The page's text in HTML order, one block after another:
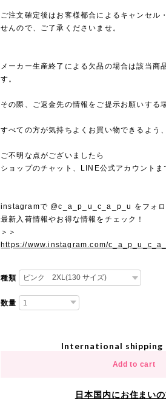
ご注文確定後はお客様都合によるキャンセル
せんので、ご了承くださいませ。
メーカー生産終了による欠品の場合は該当商
す。
その際、ご返金先の情報をご提示お願いする
すべての方が気持ちよくお買い物できるよう
ご不明な点がございましたら
ショップのチャット、LINE公式アカウントま
instagramで @c_a_p_u_c_a_p_u をフォロ
最新入荷情報やお得な情報をチェック！
＞＞
https://www.instagram.com/
種類
数量
International shipping
Add to cart
日本国内にお住まい